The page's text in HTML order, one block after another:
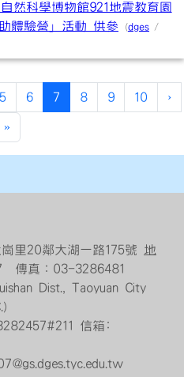
然科學博物館921地震教育園
體驗營」活動 供參
(dges /
5 6 7(current)
8 9 10 ›
»
里20鄰大湖一路175號 地
傳真：03-3286481
Dist., Taoyuan City
信箱: